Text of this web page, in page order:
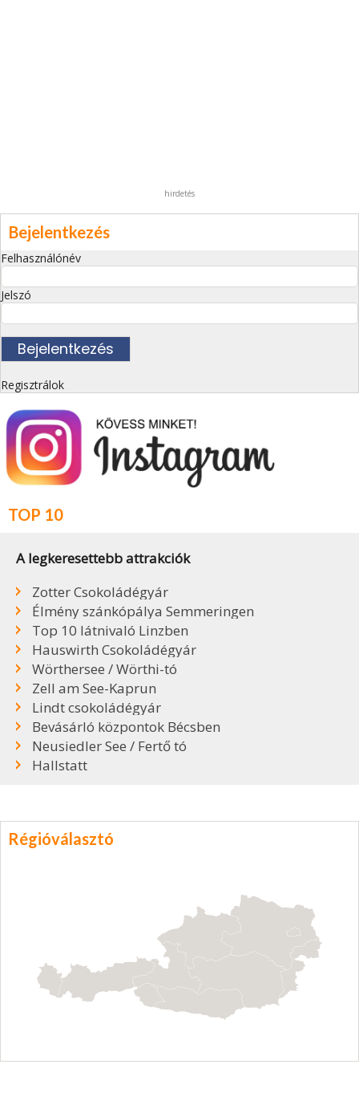
hirdetés
Bejelentkezés
Felhasználónév
Jelszó
Regisztrálok
TOP 10
A legkeresettebb attrakciók
Zotter Csokoládégyár
Élmény szánkópálya Semmeringen
Top 10 látnivaló Linzben
Hauswirth Csokoládégyár
Wörthersee / Wörthi-tó
Zell am See-Kaprun
Lindt csokoládégyár
Bevásárló központok Bécsben
Neusiedler See / Fertő tó
Hallstatt
Régióválasztó